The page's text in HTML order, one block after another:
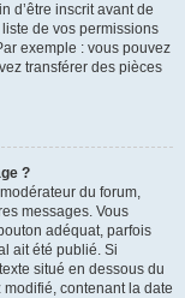
d’être inscrit avant de
de vos permissions
exemple : vous pouvez
transférer des pièces
?
du forum,
messages. Vous
adéquat, parfois
ait été publié. Si
situé en dessous du
contenant la date